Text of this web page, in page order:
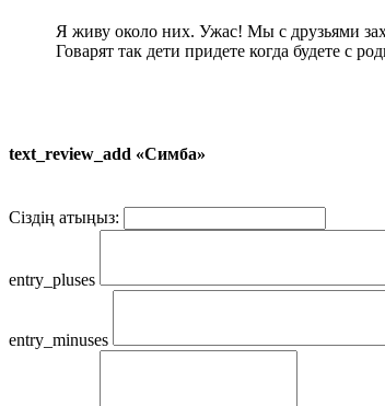
Я живу около них. Ужас! Мы с друзьями
Говарят так дети придете когда будете с
text_review_add «Симба»
Сіздің атыңыз:
entry_pluses
entry_minuses